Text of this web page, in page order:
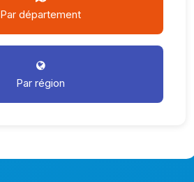
Par département
Par région